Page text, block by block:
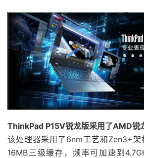
ThinkPad P15V锐龙版采用了AMD
该处理器采用了6nm工艺和Zen3+架
16MB三级缓存，频率可加速到